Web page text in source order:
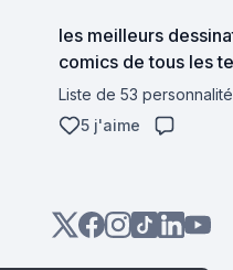
les meilleurs
comics de tous les
Liste de 53
5 j'aime